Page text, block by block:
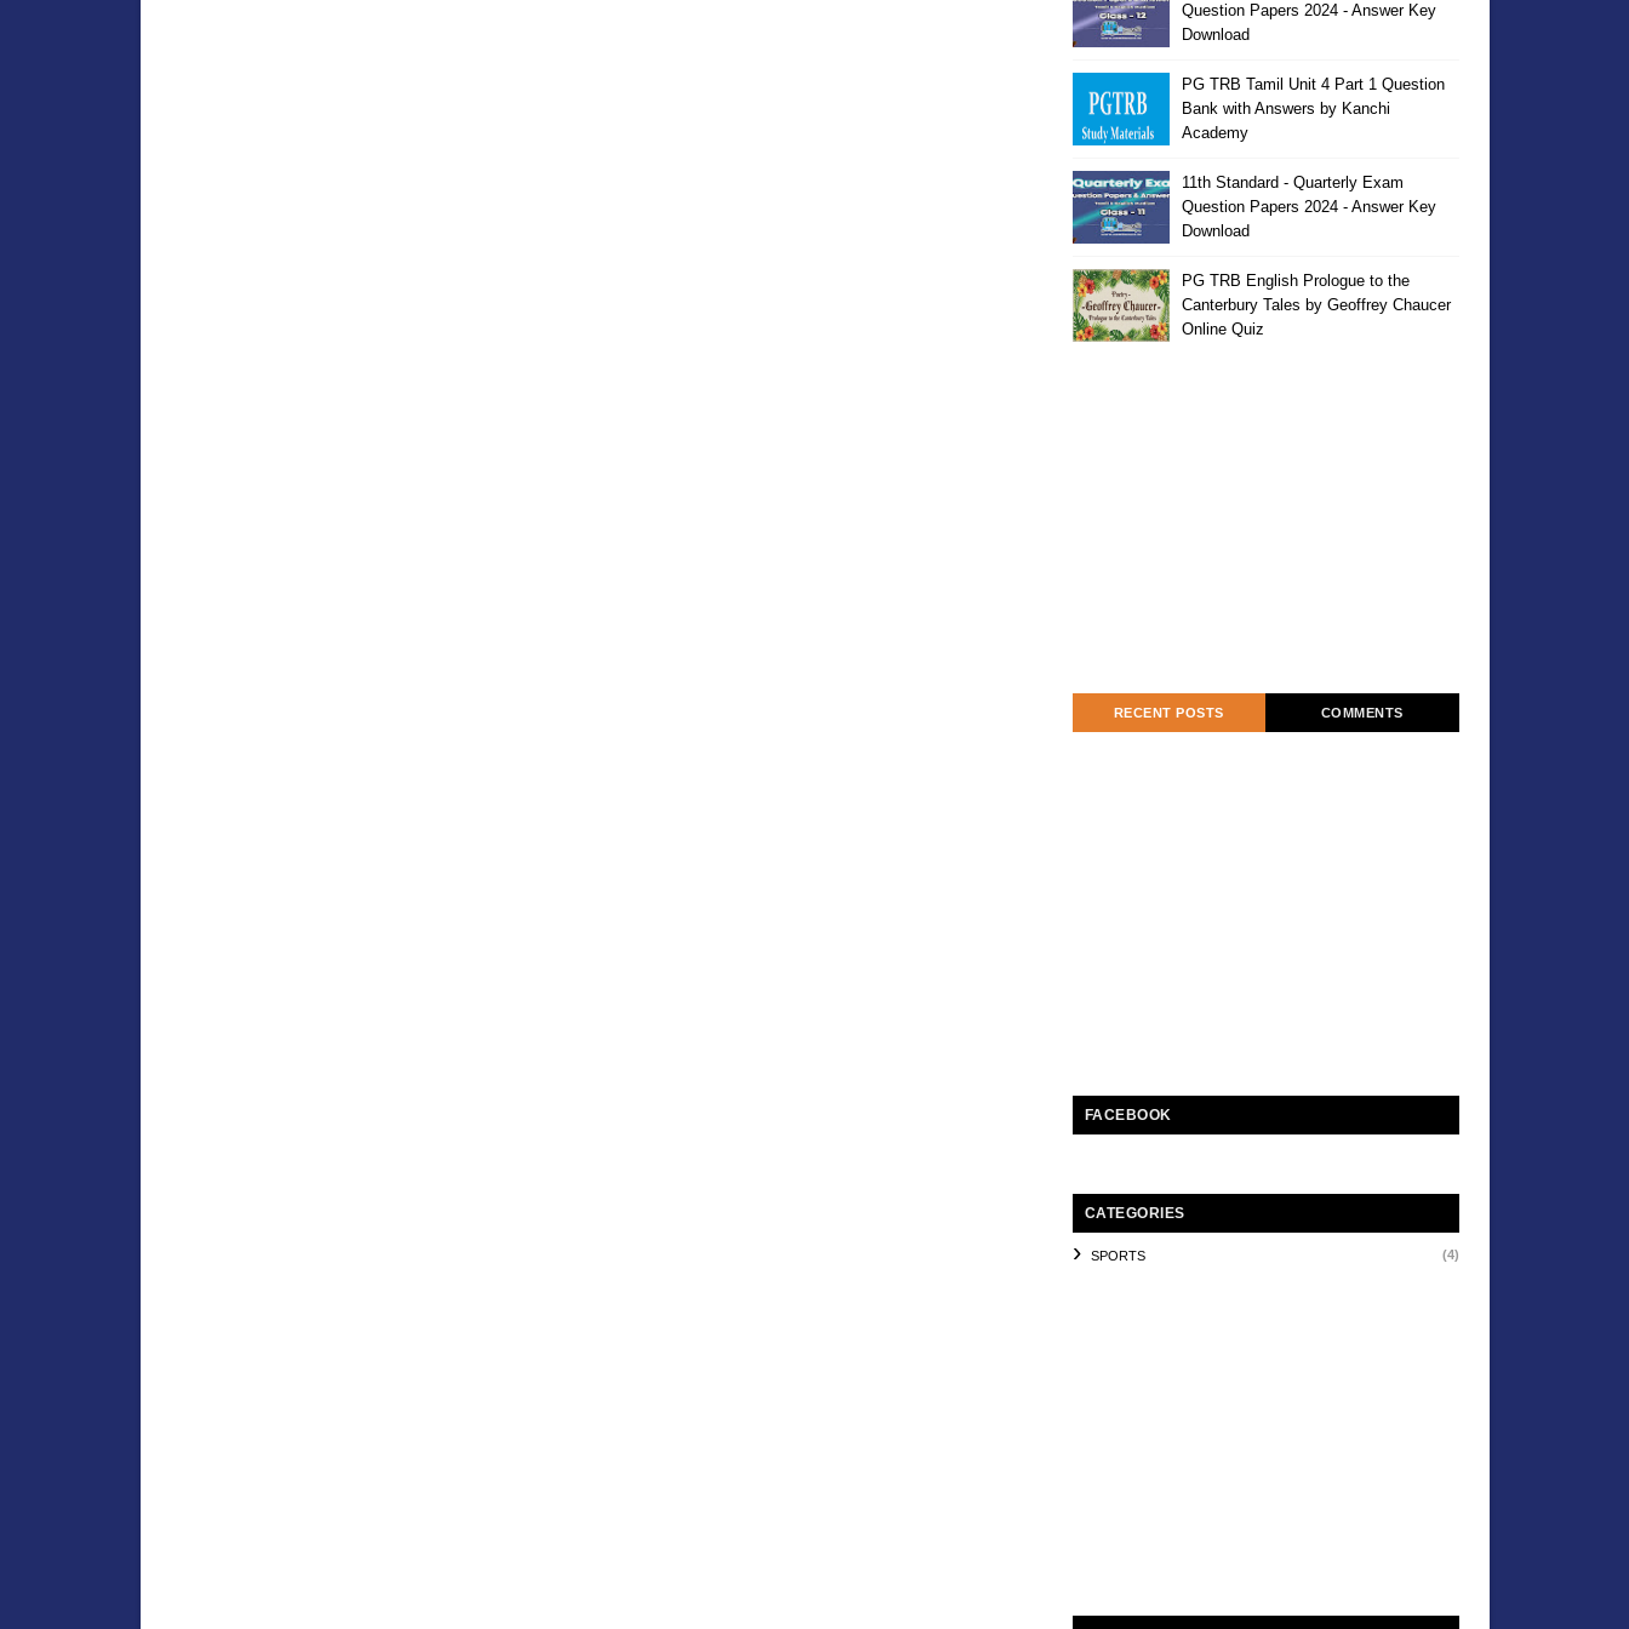
Question Papers 2024 - Answer Key
Download
PG TRB Tamil Unit 4 Part 1 Question
Bank with Answers by Kanchi
Academy
11th Standard - Quarterly Exam
Question Papers 2024 - Answer Key
Download
PG TRB English Prologue to the
Canterbury Tales by Geoffrey Chaucer
Online Quiz
RECENT POSTS COMMENTS
FACEBOOK
CATEGORIES
SPORTS (4)